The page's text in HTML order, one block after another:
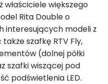
właściciele większego
Rita Double o
interesujących modeli z
szafkę RTV Fly,
(dolnej półki
szafki wiszącej pod
podświetlenia LED.